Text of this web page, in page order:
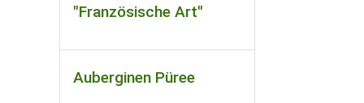
"Französische Art"
Auberginen Püree